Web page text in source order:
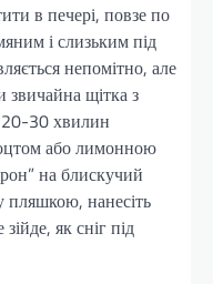
в печері, повзе по
і слизьким під
непомітно, але
звичайна щітка з
20-30 хвилин
або лимонною
на блискучий
нанесіть
як сніг під